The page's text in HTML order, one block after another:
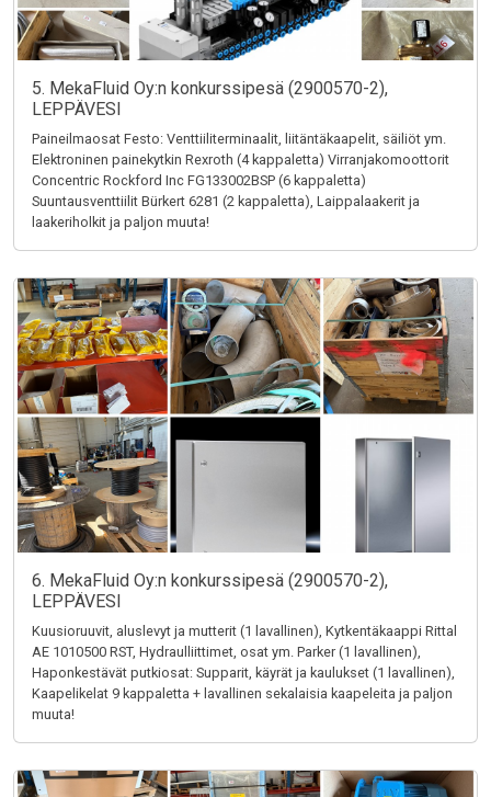
5. MekaFluid Oy:n konkurssipesä (2900570-2),
LEPPÄVESI
Paineilmaosat Festo: Venttiiliterminaalit, liitäntäkaapelit, säiliöt ym.
Elektroninen painekytkin Rexroth (4 kappaletta) Virranjakomoottorit
Concentric Rockford Inc FG133002BSP (6 kappaletta)
Suuntausventtiilit Bürkert 6281 (2 kappaletta), Laippalaakerit ja
laakeriholkit ja paljon muuta!
6. MekaFluid Oy:n konkurssipesä (2900570-2),
LEPPÄVESI
Kuusioruuvit, aluslevyt ja mutterit (1 lavallinen), Kytkentäkaappi Rittal
AE 1010500 RST, Hydraulliittimet, osat ym. Parker (1 lavallinen),
Haponkestävät putkiosat: Supparit, käyrät ja kaulukset (1 lavallinen),
Kaapelikelat 9 kappaletta + lavallinen sekalaisia kaapeleita ja paljon
muuta!